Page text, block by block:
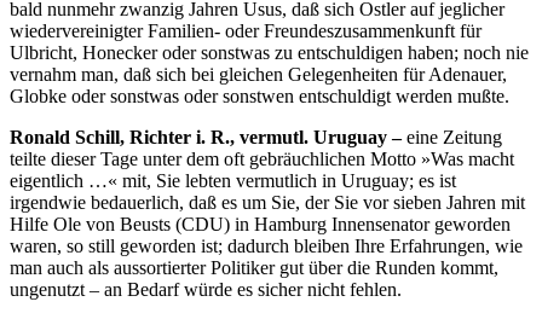
bald nunmehr zwanzig Jahren Usus, daß sich Ostler auf jeglicher
wiedervereinigter Familien- oder Freundeszusammenkunft für
Ulbricht, Honecker oder sonstwas zu entschuldigen haben; noch nie
vernahm man, daß sich bei gleichen Gelegenheiten für Adenauer,
Globke oder sonstwas oder sonstwen entschuldigt werden mußte.
Ronald Schill, Richter i. R., vermutl. Uruguay –eine Zeitung
teilte dieser Tage unter dem oft gebräuchlichen Motto »Was macht
eigentlich …« mit, Sie lebten vermutlich in Uruguay; es ist
irgendwie bedauerlich, daß es um Sie, der Sie vor sieben Jahren mit
Hilfe Ole von Beusts (CDU) in Hamburg Innensenator geworden
waren, so still geworden ist; dadurch bleiben Ihre Erfahrungen, wie
man auch als aussortierter Politiker gut über die Runden kommt,
ungenutzt – an Bedarf würde es sicher nicht fehlen.